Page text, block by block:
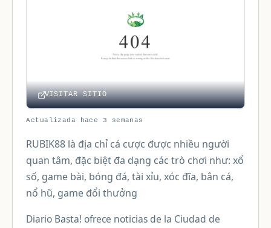
VISITAR SITIO
Actualizada hace 3 semanas
RUBIK88 là địa chỉ cá cược được nhiều người
quan tâm, đặc biệt đa dạng các trò chơi như: xổ
số, game bài, bóng đá, tài xỉu, xóc đĩa, bắn cá,
nổ hũ, game đổi thưởng
Diario Basta! ofrece noticias de la Ciudad de